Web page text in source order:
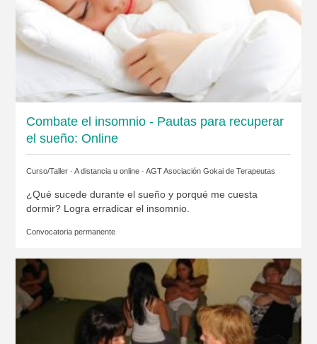
Combate el insomnio - Pautas para recuperar
el sueño: Online
Curso/Taller · A distancia u online · AGT Asociación Gokai de Terapeutas
¿Qué sucede durante el sueño y porqué me cuesta
dormir? Logra erradicar el insomnio.
Convocatoria permanente